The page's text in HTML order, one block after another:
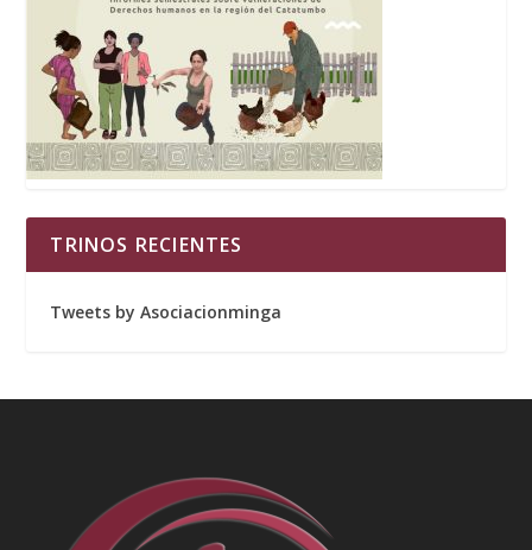
TRINOS RECIENTES
Tweets by Asociacionminga